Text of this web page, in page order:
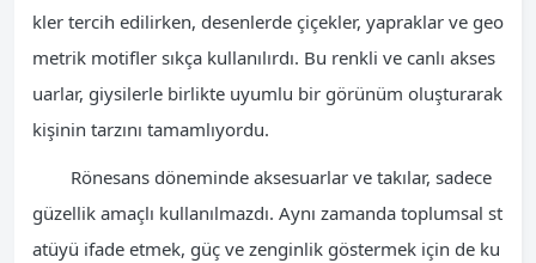
kler tercih edilirken, desenlerde çiçekler, yapraklar ve geo
metrik motifler sıkça kullanılırdı. Bu renkli ve canlı akses
uarlar, giysilerle birlikte uyumlu bir görünüm oluşturarak
kişinin tarzını tamamlıyordu.
Rönesans döneminde aksesuarlar ve takılar, sadece
güzellik amaçlı kullanılmazdı. Aynı zamanda toplumsal st
atüyü ifade etmek, güç ve zenginlik göstermek için de ku